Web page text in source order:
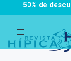
50% de
Toggle
navigation